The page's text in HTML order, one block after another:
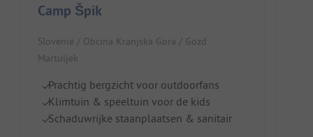
Camp Špik
Slovenië / Obcina Kranjska Gora / Gozd
Martuljek
Prachtig bergzicht voor outdoorfans
Klimtuin & speeltuin voor de kids
Schaduwrijke staanplaatsen & sanitair